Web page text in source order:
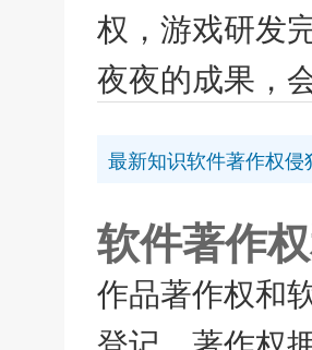
权，游戏研发
夜夜的成果，
最新知识软件著作权侵
软件著作
作品著作权和